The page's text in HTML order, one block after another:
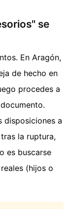
se
En Aragón,
de hecho en
procedes a
disposiciones a
la ruptura,
es buscarse
(hijos o